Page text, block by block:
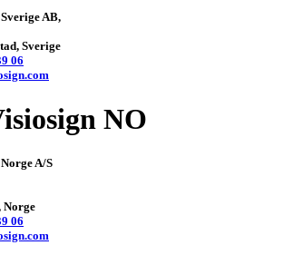
AB,
Sverige
06
NO
A/S
Norge
06